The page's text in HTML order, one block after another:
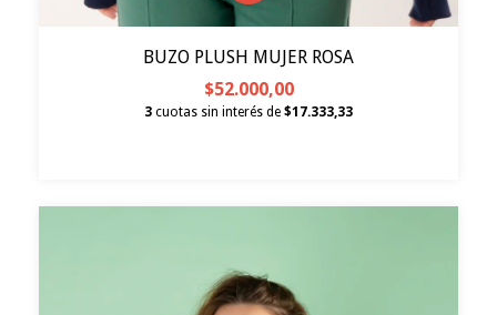
BUZO PLUSH MUJER ROSA
$52.000,00
3 cuotas sin interés de $17.333,33